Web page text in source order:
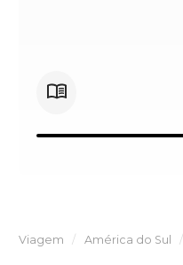
Viagem América do Sul